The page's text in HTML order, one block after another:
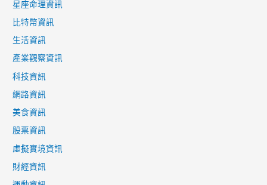
星座命理資訊
比特幣資訊
生活資訊
產業觀察資訊
科技資訊
網路資訊
美食資訊
股票資訊
虛擬實境資訊
財經資訊